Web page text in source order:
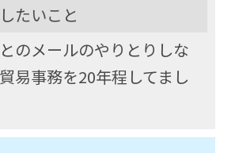
たいこと
のメールのやりとりしな
易事務を20年程してまし